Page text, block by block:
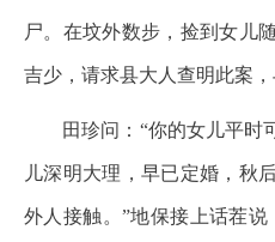
尸。在坟外数步，捡到女儿
吉少，请求县大人查明此案
田珍问：“你的女儿平时
儿深明大理，早已定婚，秋
外人接触。”地保接上话茬说